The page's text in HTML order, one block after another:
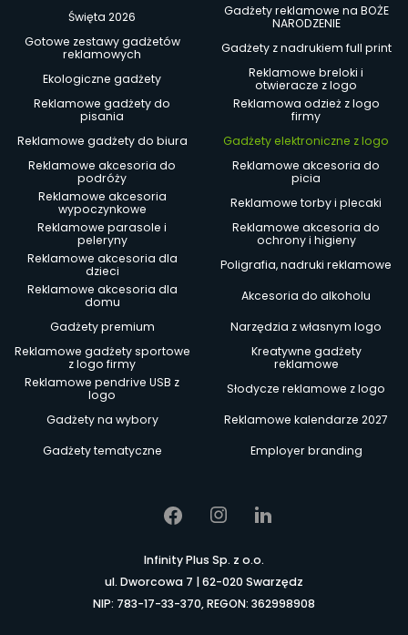
Święta 2026
Gadżety reklamowe na BOŻE
NARODZENIE
Gotowe zestawy gadżetów
reklamowych
Gadżety z nadrukiem full print
Ekologiczne gadżety
Reklamowe breloki i
otwieracze z logo
Reklamowe gadżety do
pisania
Reklamowa odzież z logo
firmy
Reklamowe gadżety do biura
Gadżety elektroniczne z logo
Reklamowe akcesoria do
podróży
Reklamowe akcesoria do
picia
Reklamowe akcesoria
wypoczynkowe
Reklamowe torby i plecaki
Reklamowe parasole i
peleryny
Reklamowe akcesoria do
ochrony i higieny
Reklamowe akcesoria dla
dzieci
Poligrafia, nadruki reklamowe
Reklamowe akcesoria dla
domu
Akcesoria do alkoholu
Gadżety premium
Narzędzia z własnym logo
Reklamowe gadżety sportowe
z logo firmy
Kreatywne gadżety
reklamowe
Reklamowe pendrive USB z
logo
Słodycze reklamowe z logo
Gadżety na wybory
Reklamowe kalendarze 2027
Gadżety tematyczne
Employer branding
Infinity Plus Sp. z o.o.
ul. Dworcowa 7 | 62-020 Swarzędz
NIP: 783-17-33-370, REGON: 362998908